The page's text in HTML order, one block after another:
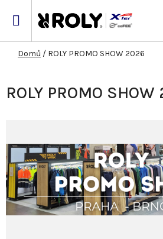
Domů / ROLY PROMO SHOW 2026
ROLY PROMO